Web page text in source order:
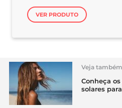
VER PRODUTO
Veja também
Conheça
solares